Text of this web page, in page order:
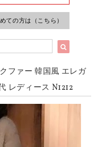
ての方は（こちら）
ファー 韓国風 エレガ
レディース N1212